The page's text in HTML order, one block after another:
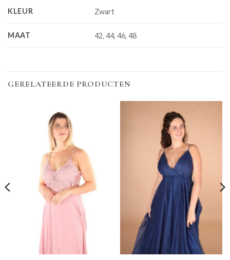
KLEUR Zwart
MAAT 42, 44, 46, 48
GERELATEERDE PRODUCTEN